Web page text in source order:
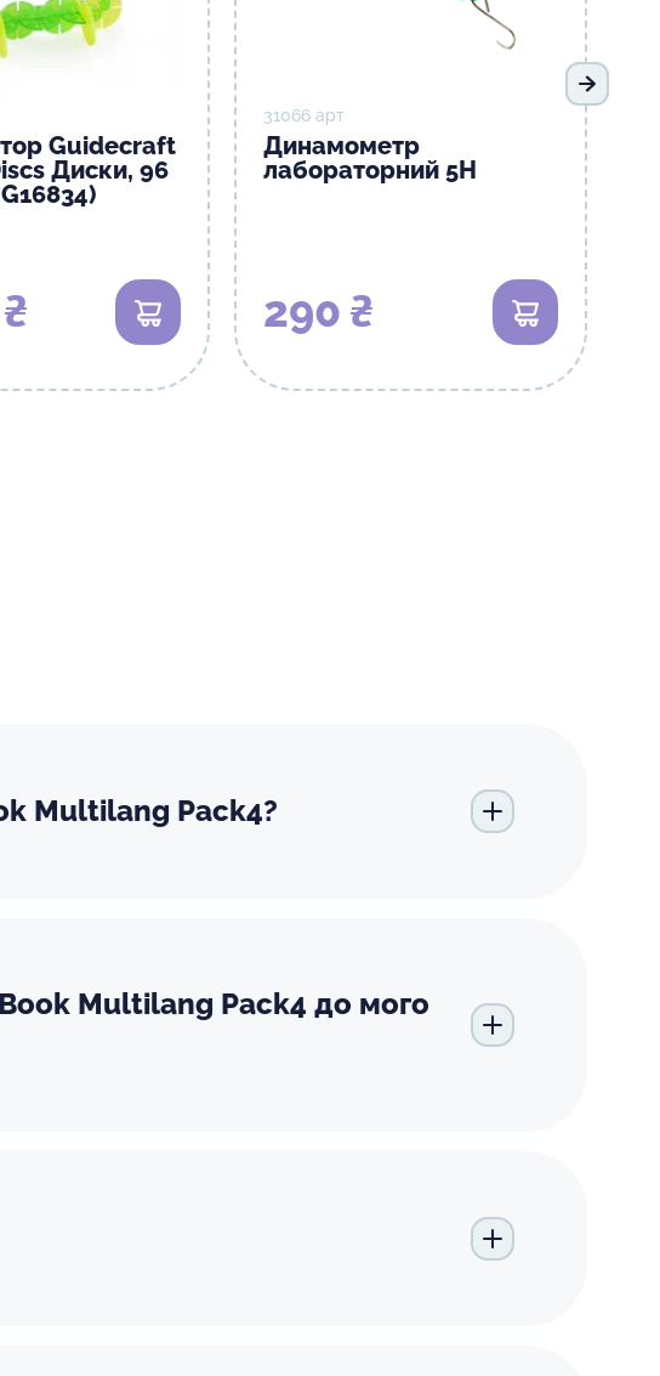
Guidecraft
Диски, 96
В кошик
31066 арт
Динамометр
лабораторний 5Н
290 ₴ В кошик
Multilang Pack4?
Multilang Pack4 до мого